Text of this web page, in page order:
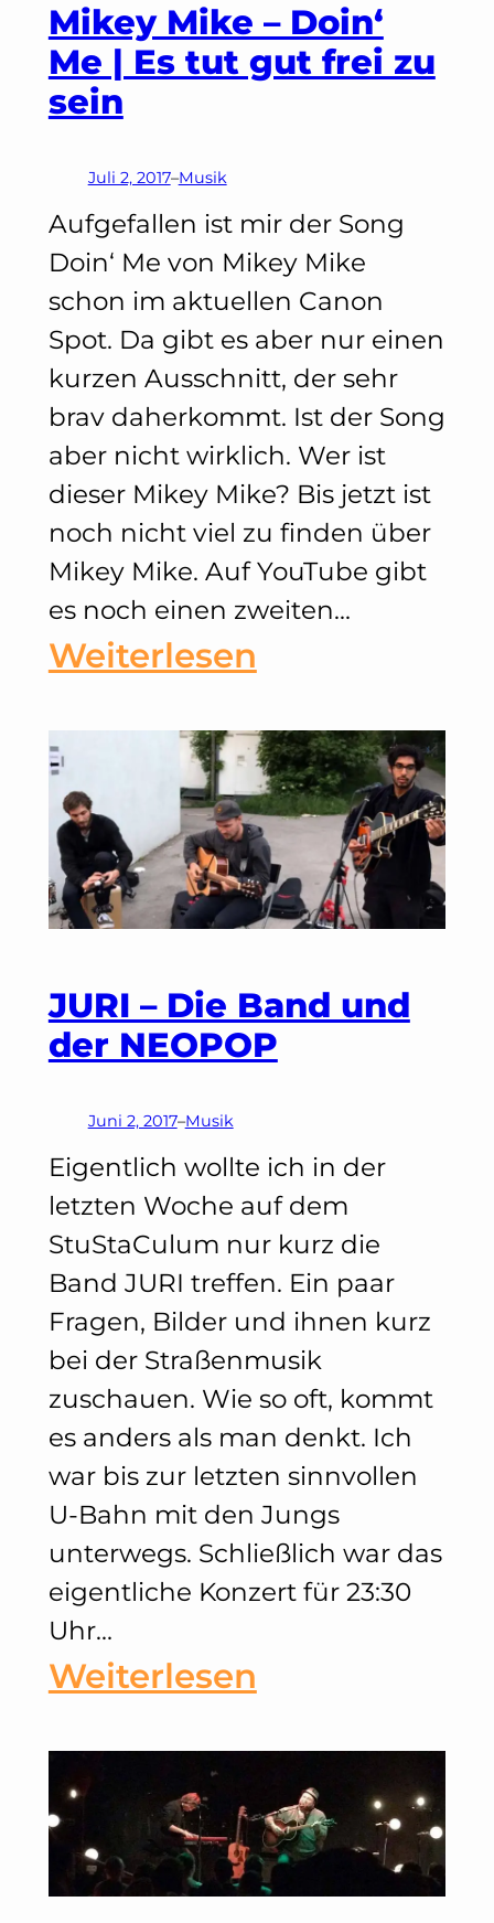
Top
5
Mikey Mike – Doin‘
Me | Es tut gut frei zu
sein
Juli 2, 2017–Musik
Aufgefallen ist mir der Song
Doin‘ Me von Mikey Mike
schon im aktuellen Canon
Spot. Da gibt es aber nur einen
kurzen Ausschnitt, der sehr
brav daherkommt. Ist der Song
aber nicht wirklich. Wer ist
dieser Mikey Mike? Bis jetzt ist
noch nicht viel zu finden über
Mikey Mike. Auf YouTube gibt
es noch einen zweiten…
Weiterlesen
Mike
–
Doin‘
Me
Es
tut
frei
zu
sein
JURI – Die Band und
der NEOPOP
Juni 2, 2017–Musik
Eigentlich wollte ich in der
letzten Woche auf dem
StuStaCulum nur kurz die
Band JURI treffen. Ein paar
Fragen, Bilder und ihnen kurz
bei der Straßenmusik
zuschauen. Wie so oft, kommt
es anders als man denkt. Ich
war bis zur letzten sinnvollen
U-Bahn mit den Jungs
unterwegs. Schließlich war das
eigentliche Konzert für 23:30
Uhr…
Weiterlesen
Die
Band